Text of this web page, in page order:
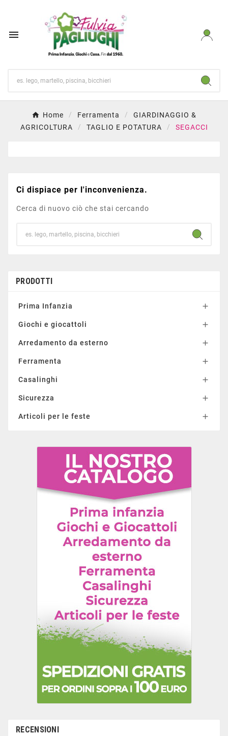

Home Ferramenta
GIARDINAGGIO &
AGRICOLTURA
TAGLIO E POTATURA SEGACCI
Ci dispiace per l'inconvenienza.
Cerca di nuovo ciò che stai cercando
PRODOTTI
Prima Infanzia 
Giochi e giocattoli 
Arredamento da esterno 
Ferramenta 
Casalinghi 
Sicurezza 
Articoli per le feste 
RECENSIONI